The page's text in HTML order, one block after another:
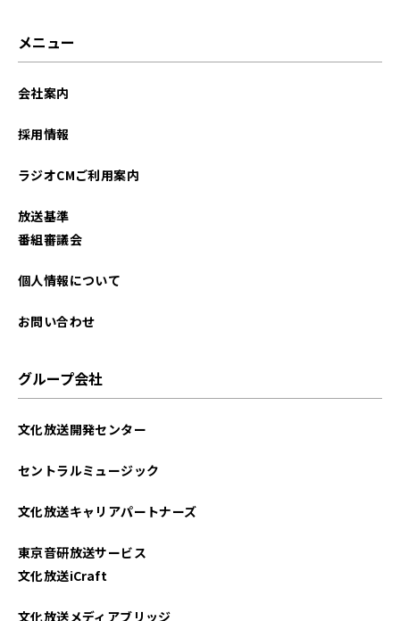
2025年08月
2025年05月
2024年12月
メニュー
会社案内
採用情報
ラジオCMご利用案内
放送基準
番組審議会
個人情報について
お問い合わせ
グループ会社
文化放送開発センター
セントラルミュージック
文化放送キャリアパートナーズ
東京音研放送サービス
文化放送iCraft
文化放送メディアブリッジ